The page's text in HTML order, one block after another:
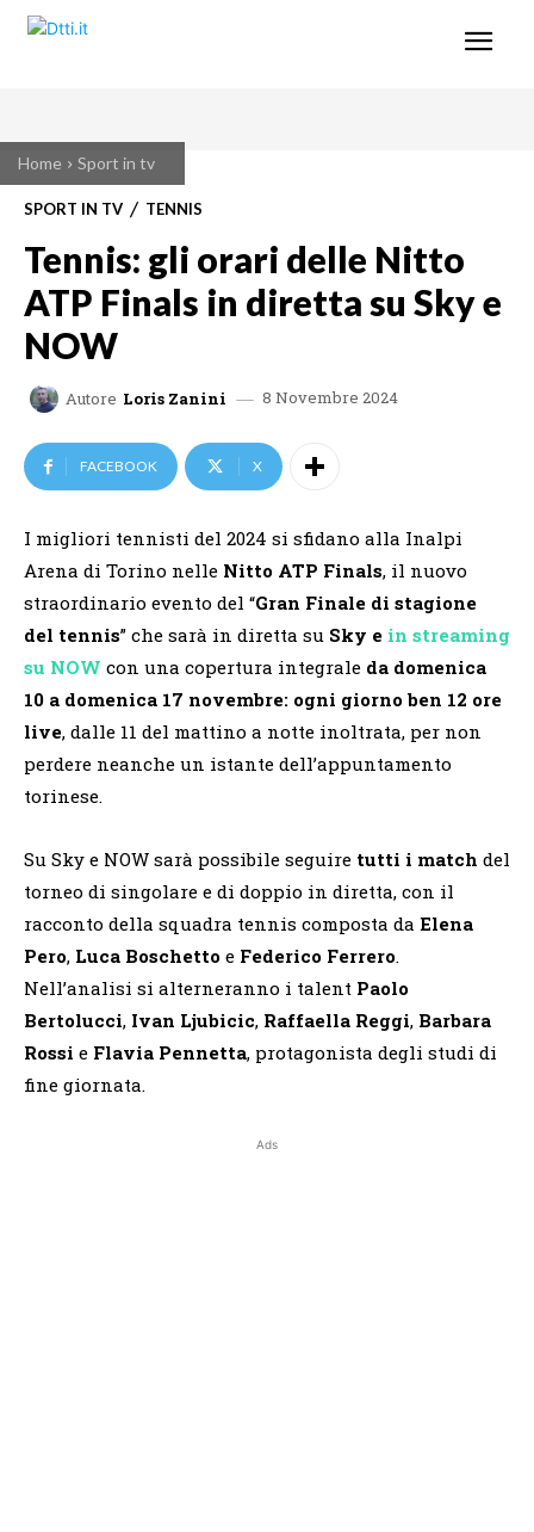
Home Sport in tv
SPORT IN TV TENNIS
Tennis: gli orari delle Nitto
ATP Finals in diretta su Sky e
NOW
Autore Loris Zanini 8 Novembre 2024
FACEBOOK X
I migliori tennisti del 2024 si sfidano alla Inalpi
Arena di Torino nelle Nitto ATP Finals, il nuovo
straordinario evento del “Gran Finale di stagione
del tennis” che sarà in diretta su Sky e in streaming
su NOW con una copertura integrale da domenica
10 a domenica 17 novembre: ogni giorno ben 12 ore
live, dalle 11 del mattino a notte inoltrata, per non
perdere neanche un istante dell’appuntamento
torinese.
Su Sky e NOW sarà possibile seguire tutti i match del
torneo di singolare e di doppio in diretta, con il
racconto della squadra tennis composta da Elena
Pero, Luca Boschetto e Federico Ferrero.
Nell’analisi si alterneranno i talent Paolo
Bertolucci, Ivan Ljubicic, Raffaella Reggi, Barbara
Rossi e Flavia Pennetta, protagonista degli studi di
fine giornata.
Ads